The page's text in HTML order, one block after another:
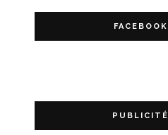
FACEBOOK
PUBLICITÉ